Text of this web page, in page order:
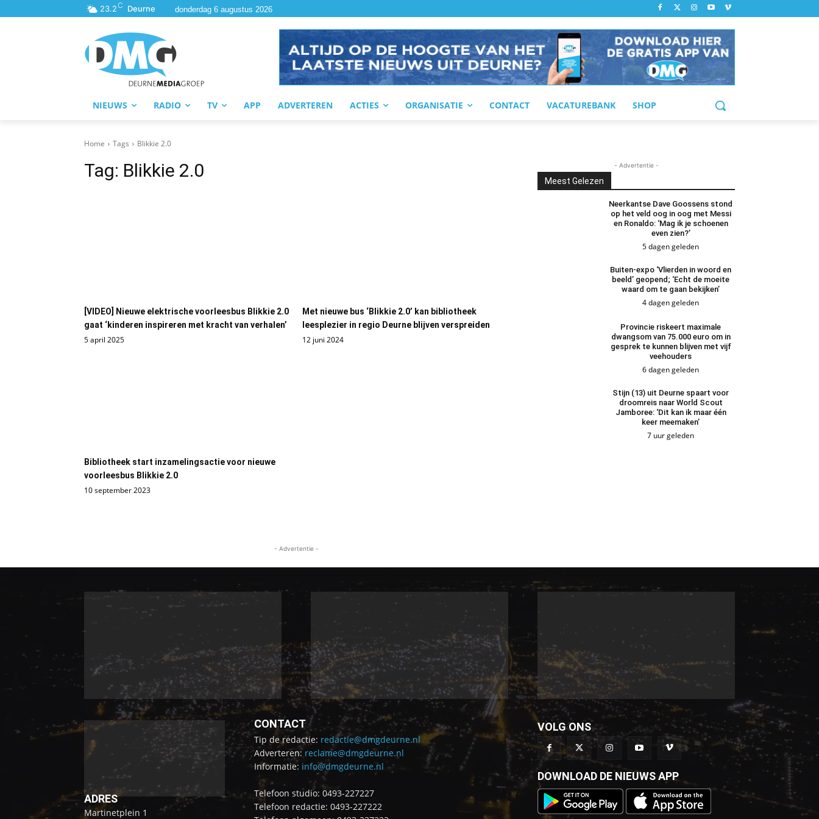
23.2C Deurne donderdag 6 augustus 2026
NIEUWS RADIO TV APP ADVERTEREN ACTIES ORGANISATIE CONTACT VACATUREBANK SHOP
Home Tags Blikkie 2.0
Tag: Blikkie 2.0
[VIDEO] Nieuwe elektrische voorleesbus Blikkie 2.0
gaat ‘kinderen inspireren met kracht van verhalen’
5 april 2025
Met nieuwe bus ‘Blikkie 2.0’ kan bibliotheek
leesplezier in regio Deurne blijven verspreiden
12 juni 2024
Bibliotheek start inzamelingsactie voor nieuwe
voorleesbus Blikkie 2.0
10 september 2023
- Advertentie -
- Advertentie -
Meest Gelezen
Neerkantse Dave Goossens stond
op het veld oog in oog met Messi
en Ronaldo: ‘Mag ik je schoenen
even zien?’
5 dagen geleden
Buiten-expo ‘Vlierden in woord en
beeld’ geopend; ‘Echt de moeite
waard om te gaan bekijken’
4 dagen geleden
Provincie riskeert maximale
dwangsom van 75.000 euro om in
gesprek te kunnen blijven met vijf
veehouders
6 dagen geleden
Stijn (13) uit Deurne spaart voor
droomreis naar World Scout
Jamboree: ‘Dit kan ik maar één
keer meemaken’
7 uur geleden
ADRES
Martinetplein 1
CONTACT
Tip de redactie: redactie@dmgdeurne.nl
Adverteren: reclame@dmgdeurne.nl
Informatie: info@dmgdeurne.nl
Telefoon studio: 0493-227227
Telefoon redactie: 0493-227222
VOLG ONS
DOWNLOAD DE NIEUWS APP